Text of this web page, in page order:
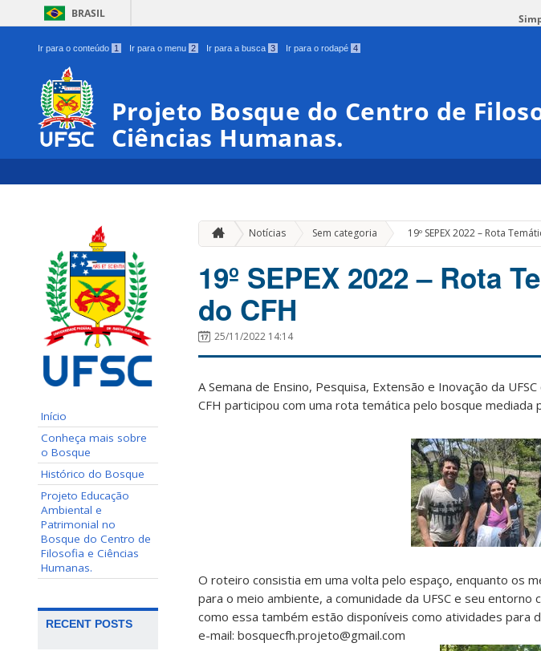
BRASIL
Ir para o conteúdo 1 Ir para o menu 2 Ir para a busca 3 Ir para o rodapé 4
Projeto Bosque do Centro de
Ciências Humanas.
Início
Conheça mais sobre
o Bosque
Histórico do Bosque
Projeto Educação
Ambiental e
Patrimonial no
Bosque do Centro de
Filosofia e Ciências
Humanas.
RECENT POSTS
Notícias Sem categoria » 19º SEPEX 2022 – Rota
19º SEPEX 2022 – Rota
do CFH
25/11/2022 14:14
A Semana de Ensino, Pesquisa, Extensão e Inovação da
CFH participou com uma rota temática pelo bosque mediada
O roteiro consistia em uma volta pelo espaço, enquanto os
para o meio ambiente, a comunidade da UFSC e seu
como essa também estão disponíveis como atividades para
e-mail: bosquecfh.projeto@gmail.com